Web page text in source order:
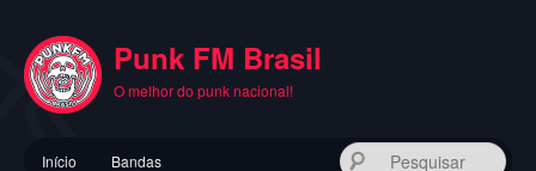
conteúdo
principal
Punk FM Brasil
O melhor do punk nacional!
Início Bandas